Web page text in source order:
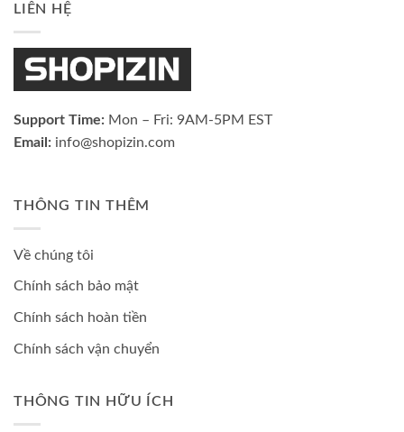
LIÊN HỆ
Support Time: Mon – Fri: 9AM-5PM EST
Email: info@shopizin.com
THÔNG TIN THÊM
Về chúng tôi
Chính sách bảo mật
Chính sách hoàn tiền
Chính sách vận chuyển
THÔNG TIN HỮU ÍCH